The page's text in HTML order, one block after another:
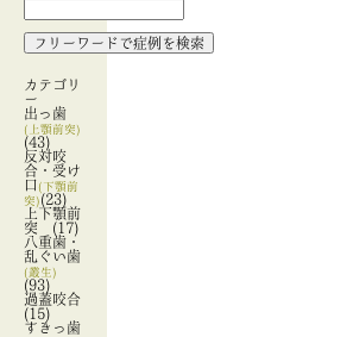
カテゴリ
ー
出っ歯
(上顎前突)
(43)
反対咬
合・受け
口 (下顎前
突)(23)
上下顎前
突 (17)
八重歯・
乱ぐい歯
(叢生)
(93)
過蓋咬合
(15)
すきっ歯